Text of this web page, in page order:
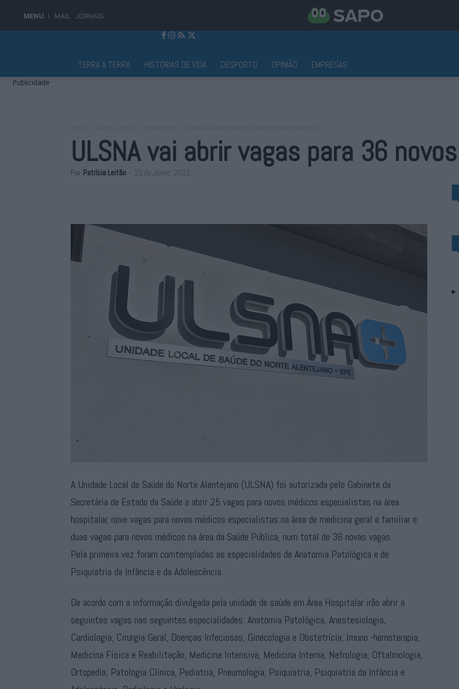
MENU MAIL JORNAIS
TERRA A TERRA HISTÓRIAS DE VIDA DESPORTO OPINIÃO EMPRESAS
Publicidade
ULSNA vai abrir vagas para 36
Por Patrícia Leitão - 21 de Junho, 2022
A Unidade Local de Saúde do Norte Alentejano (ULSNA) foi autorizada pelo Gabinete da
Secretária de Estado da Saúde a abrir 25 vagas para novos médicos especialistas na área
hospitalar, nove vagas para novos médicos especialistas na área de medicina geral e familiar e
duas vagas para novos médicos na área da Saúde Pública, num total de 36 novas vagas.
Pela primeira vez foram comtempladas as especialidades de Anatomia Patológica e de
Psiquiatria da Infância e da Adolescência.
De acordo com a informação divulgada pela unidade de saúde em Área Hospitalar irão abrir a
seguintes vagas nas seguintes especialidades: Anatomia Patológica, Anestesiologia,
Cardiologia, Cirurgia Geral, Doenças Infeciosas, Ginecologia e Obstetrícia, Imuno -hemoterapia,
Medicina Física e Reabilitação, Medicina Intensiva, Medicina Interna, Nefrologia, Oftalmologia,
Ortopedia, Patologia Clínica, Pediatria, Pneumologia, Psiquiatria, Psiquiatria da Infância e